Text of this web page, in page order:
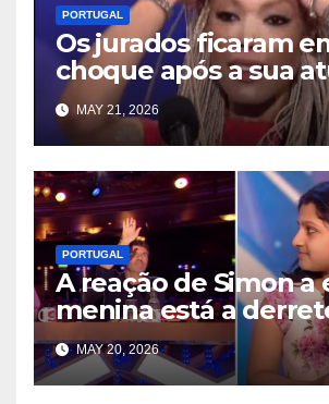
PORTUGAL
Os jurados ficaram
choque após a sua
MAY 21, 2026
PORTUGAL
A reação de Simon a
menina está a
corações por todo o
MAY 20, 2026